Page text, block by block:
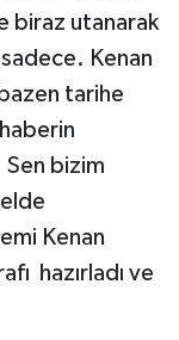
biraz utanarak
Kenan
tarihe
bizim
Kenan
hazırladı ve